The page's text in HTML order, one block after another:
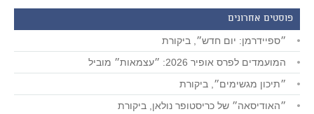
פוסטים אחרונים
״ספיידרמן: יום חדש״, ביקורת
המועמדים לפרס אופיר 2026: ״עצמאות״ מוביל
״תיכון מגשימים״, ביקורת
״האודיסאה״ של כריסטופר נולאן, ביקורת